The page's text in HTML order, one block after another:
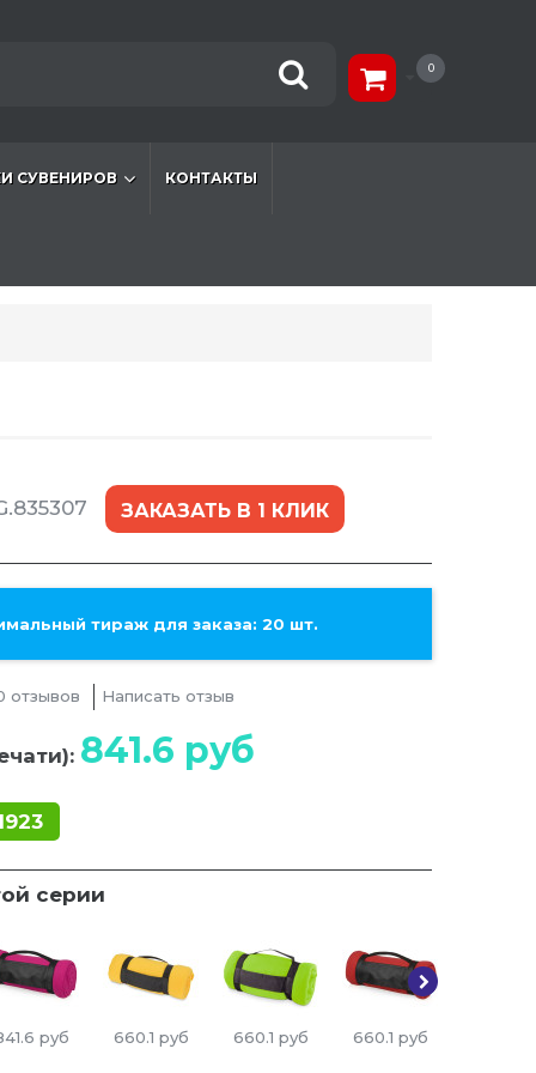
0
СУВЕНИРОВ КОНТАКТЫ
ЗАКАЗАТЬ В 1 КЛИК
тираж для заказа: 20 шт.
отзывов Написать отзыв
841.6 руб
серии
руб 660.1 руб 660.1 руб 660.1 руб